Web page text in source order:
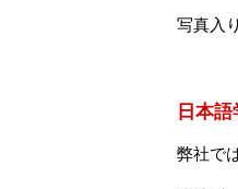
写真入
日本語
弊社で